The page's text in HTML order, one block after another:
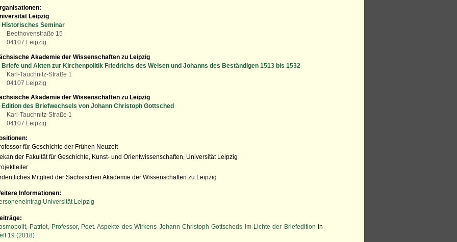
Leipzig
Historisches Seminar
Beethovenstraße 15
04107 Leipzig
Akademie der Wissenschaften zu Leipzig
Briefe und Akten zur Kirchenpolitik Friedrichs des Weisen und Johanns des Beständigen 1513 bis 1532
Karl-Tauchnitz-Straße 1
04107 Leipzig
Akademie der Wissenschaften zu Leipzig
Edition des Briefwechsels von Johann Christoph Gottsched
Karl-Tauchnitz-Straße 1
04107 Leipzig
für Geschichte der Frühen Neuzeit
der Fakultät für Geschichte, Kunst- und Orientwissenschaften, Universität Leipzig
Mitglied der Sächsischen Akademie der Wissenschaften zu Leipzig
Informationen:
Universität Leipzig
Patriot, Professor, Poet. Aspekte des Wirkens Johann Christoph Gottscheds im Lichte der Briefedition in
19 (2018)